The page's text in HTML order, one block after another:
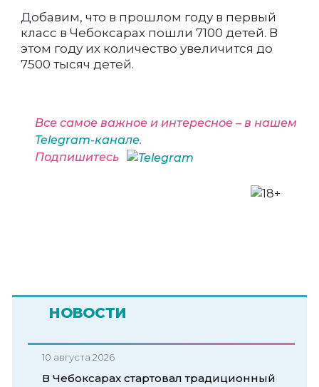
Добавим, что в прошлом году в первый
класс в Чебоксарах пошли 7100 детей. В
этом году их количество увеличится до
7500 тысяч детей.
Все самое важное и интересное – в нашем
Telegram-канале.
Подпишитесь
НОВОСТИ
10 августа 2026
В Чебоксарах стартовал традиционный